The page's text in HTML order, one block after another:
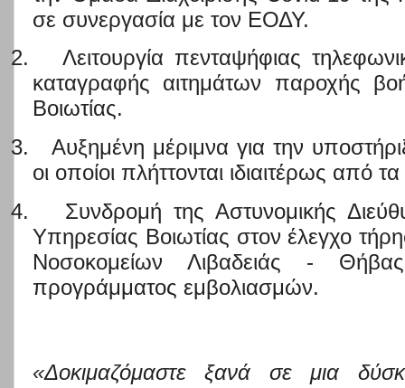
σε συνεργασία με τον ΕΟΔΥ.
2.
Λειτουργία πενταψήφιας
καταγραφής αιτημάτων παροχής
Βοιωτίας.
3.
Αυξημένη μέριμνα για την
οι οποίοι πλήττονται ιδιαιτέρως από
4.
Συνδρομή της Αστυνομικής
Υπηρεσίας Βοιωτίας στον έλεγχο
Νοσοκομείων Λιβαδειάς -
προγράμματος εμβολιασμών.
«Δοκιμαζόμαστε ξανά σε μια